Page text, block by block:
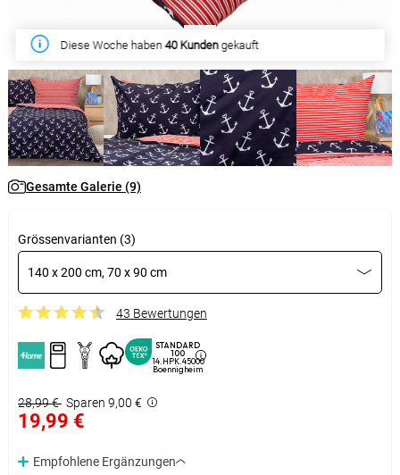
Diese Woche haben40 Kundengekauft
Gesamte Galerie (9)
Grössenvarianten (3)
140 x 200 cm, 70 x 90 cm
43 Bewertungen
STANDARD
100
14.HPK.45000
Boennigheim
28,99 € Sparen 9,00 €
19,99 €
Empfohlene Ergänzungen